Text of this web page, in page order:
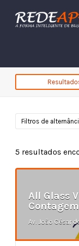
Procurar:
Filtros de
5 resultados
All Glass
Contagem